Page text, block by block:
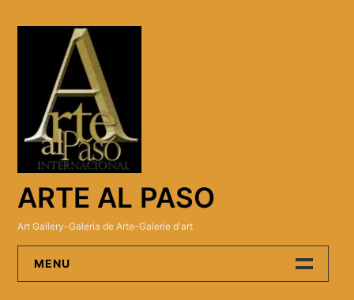
ARTE AL PASO
Art Gallery-Galeria de Arte-Galerie d'art
MENU